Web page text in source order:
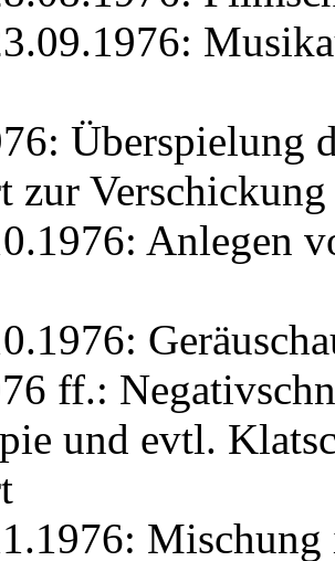
Überspielung
zur Verschickung
Anlegen
ff.:
und evtl.